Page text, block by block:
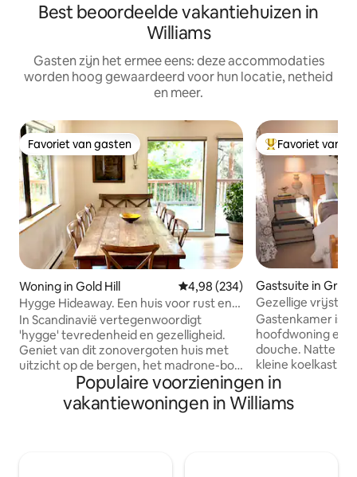
Best beoordeelde vakantiehuizen in
Williams
Gasten zijn het ermee eens: deze accommodaties
worden hoog gewaardeerd voor hun locatie, netheid
en meer.
Favoriet van gasten
Favoriet van gasten
Woning in Gold Hill Gemiddelde beoordeling van
4,98 (234)
Hygge Hideaway. Een huis voor rust en
avontuur
In Scandinavië vertegenwoordigt
'hygge' tevredenheid en gezelligheid.
Geniet van dit zonovergoten huis met
uitzicht op de bergen, het madrone-bos
en de vallei voor ontspanning op het
dek, wijn bij het vuur en minerale
Topfavoriet van
Favoriet van
Gastsuite in
Gezellige
Gastenkamer is
hoofdwoning en
douche. Natte
kleine koelkast
twee. Korte rit
fietspaden in
wijngaarden van
Populaire voorzieningen in
vakantiewoningen in Williams